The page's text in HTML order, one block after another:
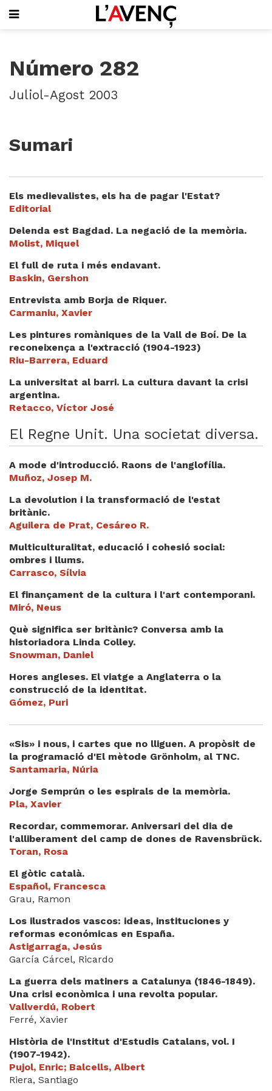
PORTADA
QUI SOM
L'AVENÇ PAPER
PUBLICITAT
VIDEOTECA
Focus
Actualitat
El llibre de la setmana
Mirador
Videoteca
Termes legals
Número 282
Juliol-Agost 2003
Sumari
Els medievalistes, els ha de pagar l'Estat?
Editorial
Delenda est Bagdad. La negació de la memòria.
Molist, Miquel
El full de ruta i més endavant.
Baskin, Gershon
Entrevista amb Borja de Riquer.
Carmaniu, Xavier
Les pintures romàniques de la Vall de Boí. De la
reconeixença a l'extracció (1904-1923)
Riu-Barrera, Eduard
La universitat al barri. La cultura davant la crisi
argentina.
Retacco, Víctor José
El Regne Unit. Una societat diversa.
A mode d'introducció. Raons de l'anglofília.
Muñoz, Josep M.
La devolution i la transformació de l'estat
britànic.
Aguilera de Prat, Cesáreo R.
Multiculturalitat, educació i cohesió social:
ombres i llums.
Carrasco, Sílvia
El finançament de la cultura i l'art contemporani.
Miró, Neus
Què significa ser britànic? Conversa amb la
historiadora Linda Colley.
Snowman, Daniel
Hores angleses. El viatge a Anglaterra o la
construcció de la identitat.
Gómez, Puri
«Sis» i nous, i cartes que no lliguen. A propòsit de
la programació d'El mètode Grönholm, al TNC.
Santamaria, Núria
Jorge Semprún o les espirals de la memòria.
Pla, Xavier
Recordar, commemorar. Aniversari del dia de
l'alliberament del camp de dones de Ravensbrück.
Toran, Rosa
El gòtic català.
Español, Francesca
Grau, Ramon
Los ilustrados vascos: ideas, instituciones y
reformas económicas en España.
Astigarraga, Jesús
García Cárcel, Ricardo
La guerra dels matiners a Catalunya (1846-1849).
Una crisi econòmica i una revolta popular.
Vallverdú, Robert
Ferré, Xavier
Història de l'Institut d'Estudis Catalans, vol. I
(1907-1942).
Pujol, Enric; Balcells, Albert
Riera, Santiago